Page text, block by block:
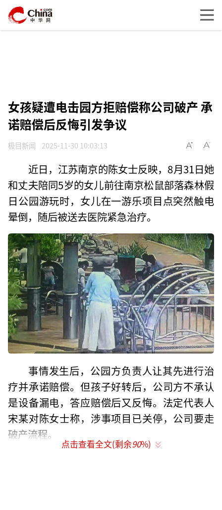
女孩疑遭电击园方拒赔偿称公司破产 承
诺赔偿后反悔引发争议
极目新闻 2025-11-30 10:03:13
近日，江苏南京的陈女士反映，8月31日她
和丈夫陪同5岁的女儿前往南京松鼠部落森林假
日公园游玩时，女儿在一游乐项目点突然触电
晕倒，随后被送去医院紧急治疗。
事情发生后，公园方负责人让其先进行治
疗并承诺赔偿。但孩子好转后，公司方不承认
是设备漏电，答应赔偿后又反悔。法定代表人
宋某对陈女士称，涉事项目已关停，公司要走
破产流程。
点击查看全文(剩余90%)